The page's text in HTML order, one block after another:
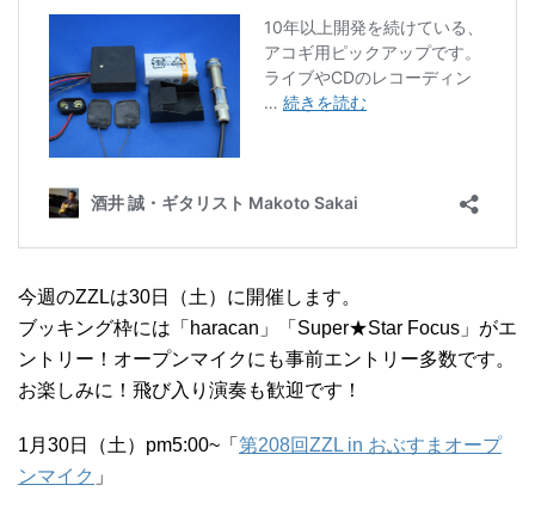
今週のZZLは30日（土）に開催します。
ブッキング枠には「haracan」「Super★Star Focus」がエ
ントリー！オープンマイクにも事前エントリー多数です。
お楽しみに！飛び入り演奏も歓迎です！
1月30日（土）pm5:00~「 第208回ZZL in おぶすまオープ
ンマイク 」